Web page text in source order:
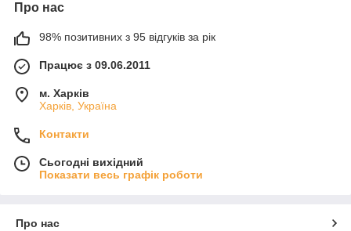
Про нас
98% позитивних з 95 відгуків за рік
Працює з 09.06.2011
м. Харків
Харків, Україна
Контакти
Сьогодні вихідний
Показати весь графік роботи
Про нас